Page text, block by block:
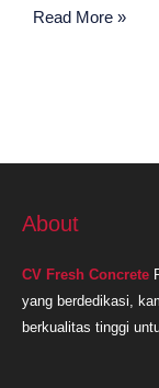
Ready
Read More »
About
CV Fresh Concrete
yang berdedikasi,
berkualitas tinggi